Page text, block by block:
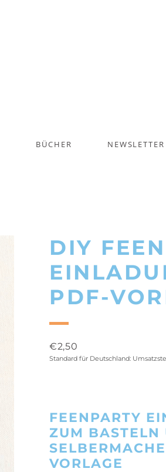
BÜCHER NEWSLETTER
DIY FEEN
PDF-
€2,50
Standard für Deutschland:
FEENPARTY
ZUM BASTELN
VORLAGE